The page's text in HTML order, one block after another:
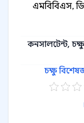
এমবিবিএস,
কনসালটেন্ট,
চক্ষু